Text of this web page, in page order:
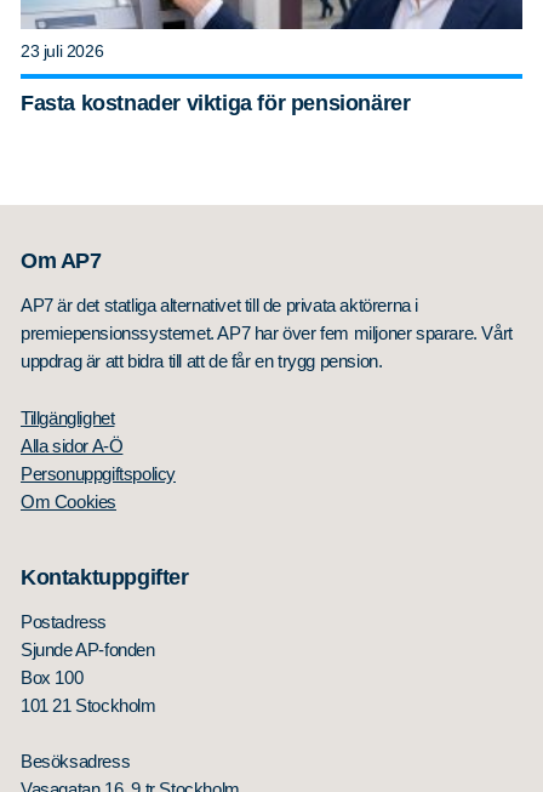
23 juli 2026
Fasta kostnader viktiga för pensionärer
Om AP7
AP7 är det statliga alternativet till de privata aktörerna i
premiepensionssystemet. AP7 har över fem miljoner sparare. Vårt
uppdrag är att bidra till att de får en trygg pension.
Tillgänglighet
Alla sidor A-Ö
Personuppgiftspolicy
Om Cookies
Kontaktuppgifter
Postadress
Sjunde AP-fonden
Box 100
101 21 Stockholm
Besöksadress